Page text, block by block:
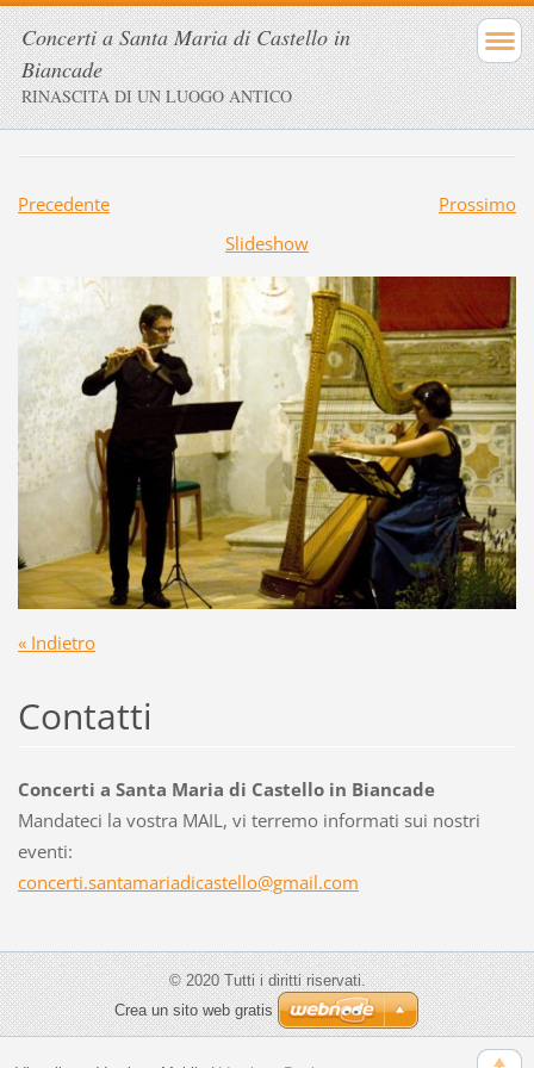
Concerti a Santa Maria di Castello in
Biancade
RINASCITA DI UN LUOGO ANTICO
Precedente
Prossimo
Slideshow
« Indietro
Contatti
Concerti a Santa Maria di Castello in Biancade
Mandateci la vostra MAIL, vi terremo informati sui nostri
eventi:
concerti.santamariadicastello@gmail.com
© 2020 Tutti i diritti riservati.
Crea un sito web gratis